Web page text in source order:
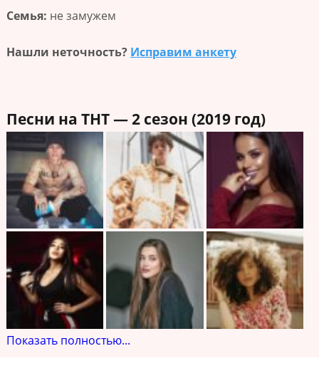
Семья: не замужем
Нашли неточность? Исправим анкету
Песни на ТНТ — 2 сезон (2019 год)
Показать полностью...